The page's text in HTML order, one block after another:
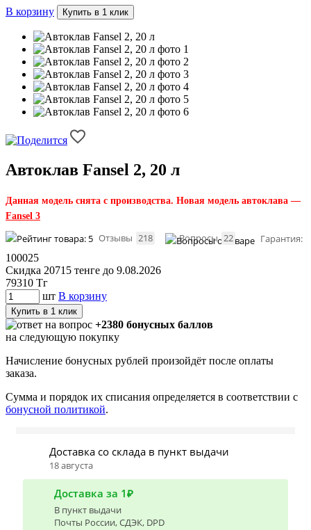
В корзину Купить в 1 клик
Автоклав Fansel 2, 20 л
Данная модель снята с производства. Новая модель автоклава —
Fansel 3
Отзывы 218 Вопросы 22 Гарантия:
100025
Скидка 20715 тенге до 9.08.2026
79310 Тг
шт В корзину
Купить в 1 клик
+2380 бонусных баллов
на следующую покупку
Начисление бонусных рублей произойдёт после оплаты
заказа.
Сумма и порядок их списания определяется в соответствии с
бонусной политикой.
Доставка со склада в пункт выдачи
18 августа
Доставка за 1₽
В пункт выдачи
Почты России, СДЭК, DPD